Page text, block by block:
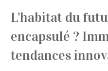
L’habitat du
encapsulé ?
tendances